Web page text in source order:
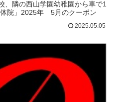
、隣の西山学園幼稚園から車で1
院」2025年 5月のクーポン
2025.05.05